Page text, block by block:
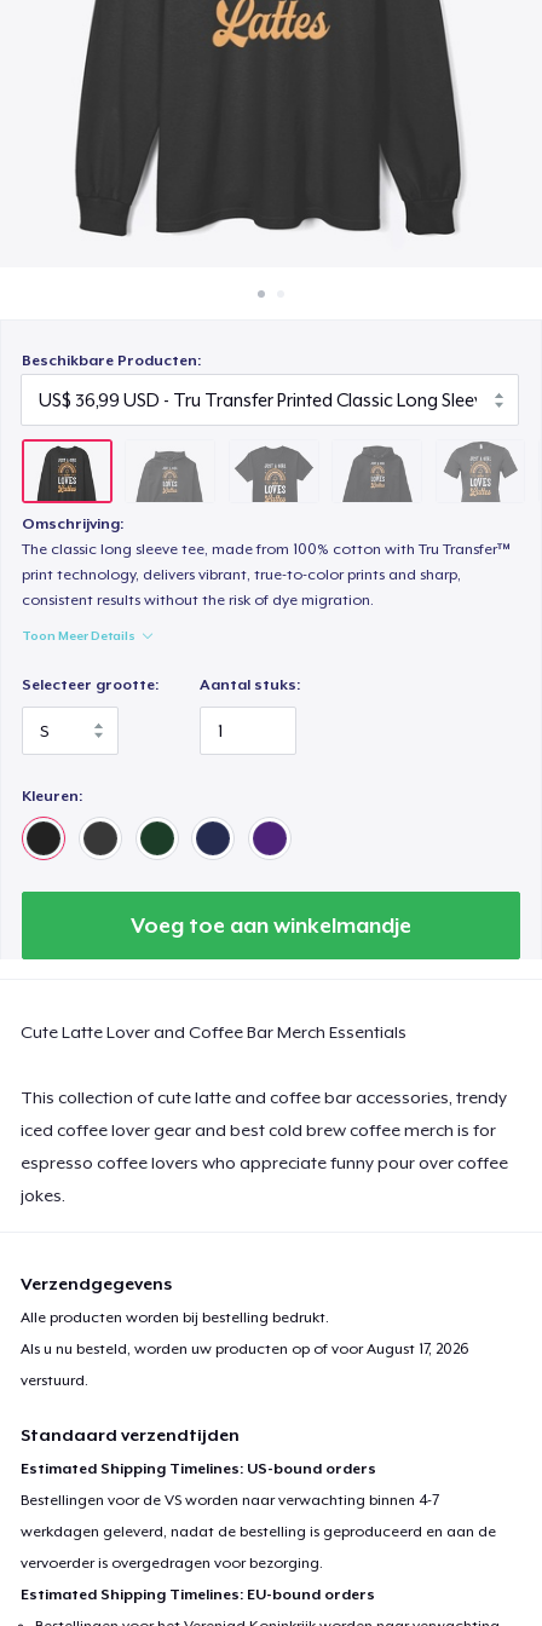
Beschikbare Producten:
Omschrijving:
The classic long sleeve tee, made from 100% cotton with Tru Transfer™
print technology, delivers vibrant, true-to-color prints and sharp,
consistent results without the risk of dye migration.
Toon Meer Details
Selecteer grootte: Aantal stuks:
Kleuren:
Voeg toe aan winkelmandje
Cute Latte Lover and Coffee Bar Merch Essentials
This collection of cute latte and coffee bar accessories, trendy
iced coffee lover gear and best cold brew coffee merch is for
espresso coffee lovers who appreciate funny pour over coffee
jokes.
Verzendgegevens
Alle producten worden bij bestelling bedrukt.
Als u nu besteld, worden uw producten op of voorAugust 17, 2026
verstuurd.
Standaard verzendtijden
Estimated Shipping Timelines: US-bound orders
Bestellingen voor de VS worden naar verwachting binnen 4-7
werkdagen geleverd, nadat de bestelling is geproduceerd en aan de
vervoerder is overgedragen voor bezorging.
Estimated Shipping Timelines: EU-bound orders
Classic Crew Neck T-Shirt
US$ 40,99
US$ 21,99
Unisex Classic Crewneck Sweatshirt
US$ 32,99
Women's Classic Tee
US$ 23,99
Heavy Tee
US$ 44,99
Tru Transfer Unisex Crewneck Sweatshirt